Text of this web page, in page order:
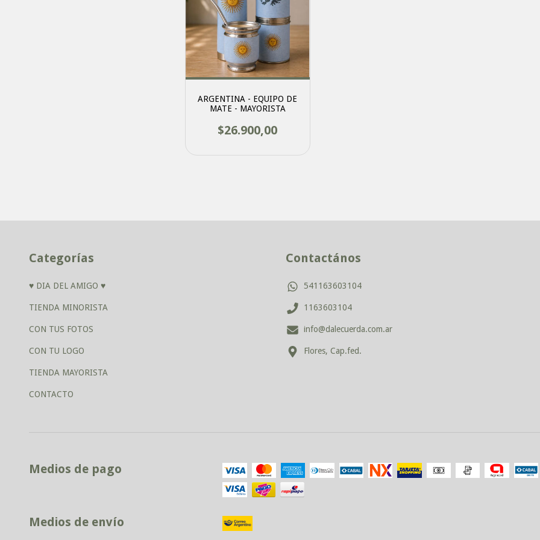
ARGENTINA - EQUIPO DE
MATE - MAYORISTA
$26.900,00
Categorías
♥ DIA DEL AMIGO ♥
TIENDA MINORISTA
CON TUS FOTOS
CON TU LOGO
TIENDA MAYORISTA
CONTACTO
Contactános
541163603104
1163603104
info@dalecuerda.com.ar
Flores, Cap.fed.
Medios de pago
Medios de envío